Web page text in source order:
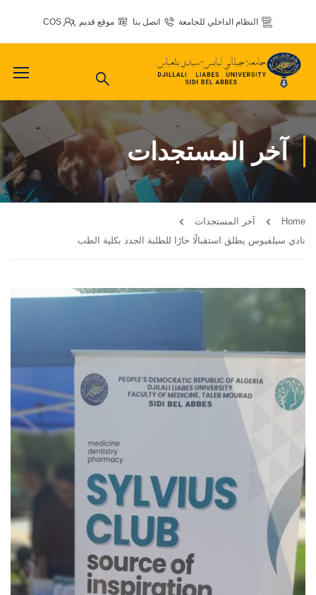
النظام الداخلي للجامعة اتصل بنا موقع قديم COS
آخر المستجدات
Home
آخر المستجدات
نادي سيلفيوس يطلق استقبالًا حارًا للطلبة الجدد بكلية الطب